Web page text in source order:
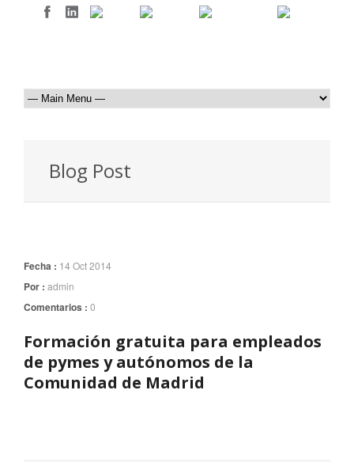
Blog Post
Fecha : 14 Oct 2014
Por : admin
Comentarios : 0
Formación gratuita para empleados
de pymes y autónomos de la
Comunidad de Madrid